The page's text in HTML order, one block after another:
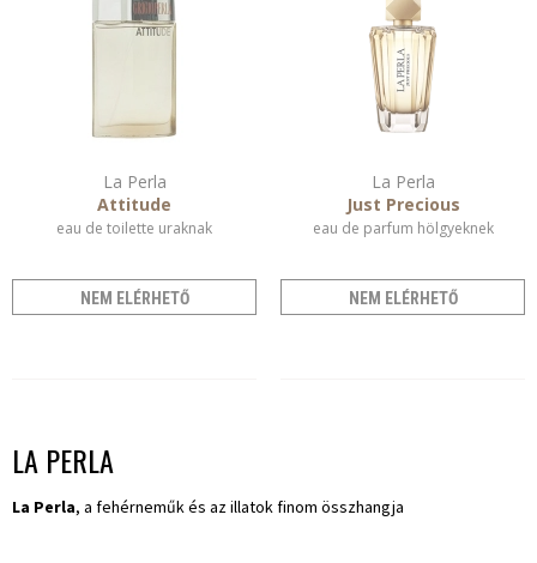
La Perla
Attitude
eau de toilette uraknak
NEM ELÉRHETŐ
La Perla
Just Precious
eau de parfum hölgyeknek
NEM ELÉRHETŐ
LA PERLA
La Perla, a fehérneműk és az illatok finom összhangja